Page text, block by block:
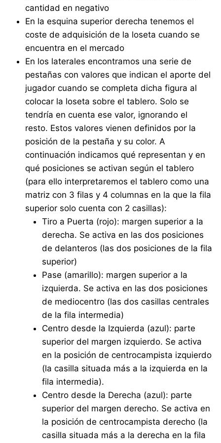
cantidad en negativo
En la esquina superior derecha tenemos el
coste de adquisición de la loseta cuando se
encuentra en el mercado
En los laterales encontramos una serie de
pestañas con valores que indican el aporte del
jugador cuando se completa dicha figura al
colocar la loseta sobre el tablero. Solo se
tendría en cuenta ese valor, ignorando el
resto. Estos valores vienen definidos por la
posición de la pestaña y su color. A
continuación indicamos qué representan y en
qué posiciones se activan según el tablero
(para ello interpretaremos el tablero como una
matriz con 3 filas y 4 columnas en la que la fila
superior solo cuenta con 2 casillas):
Tiro a Puerta (rojo): margen superior a la
derecha. Se activa en las dos posiciones
de delanteros (las dos posiciones de la fila
superior)
Pase (amarillo): margen superior a la
izquierda. Se activa en las dos posiciones
de mediocentro (las dos casillas centrales
de la fila intermedia)
Centro desde la Izquierda (azul): parte
superior del margen izquierdo. Se activa
en la posición de centrocampista izquierdo
(la casilla situada más a la izquierda en la
fila intermedia).
Centro desde la Derecha (azul): parte
superior del margen derecho. Se activa en
la posición de centrocampista derecho (la
casilla situada más a la derecha en la fila